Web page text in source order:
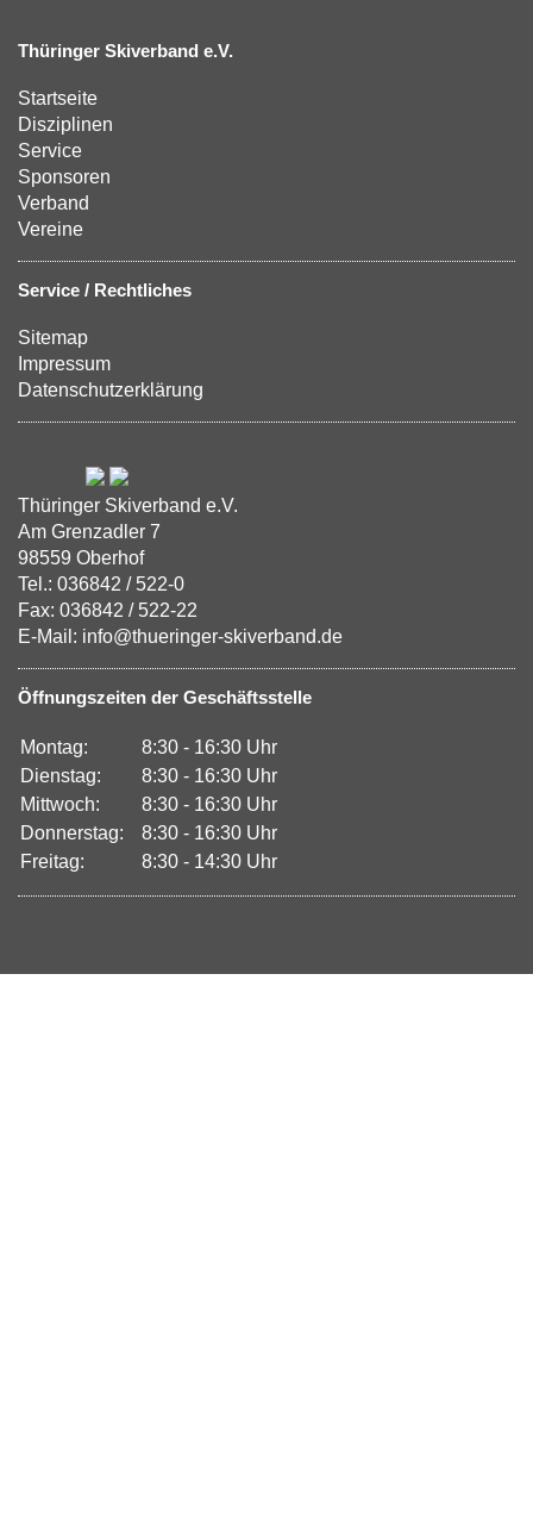
Thüringer Skiverband e.V.
Startseite
Disziplinen
Service
Sponsoren
Verband
Vereine
Service / Rechtliches
Sitemap
Impressum
Datenschutzerklärung
Thüringer Skiverband e.V.
Am Grenzadler 7
98559 Oberhof
Tel.: 036842 / 522-0
Fax: 036842 / 522-22
E-Mail: info@thueringer-skiverband.de
Öffnungszeiten der Geschäftsstelle
Montag:
8:30 - 16:30 Uhr
Dienstag:
8:30 - 16:30 Uhr
Mittwoch:
8:30 - 16:30 Uhr
Donnerstag:
8:30 - 16:30 Uhr
Freitag:
8:30 - 14:30 Uhr